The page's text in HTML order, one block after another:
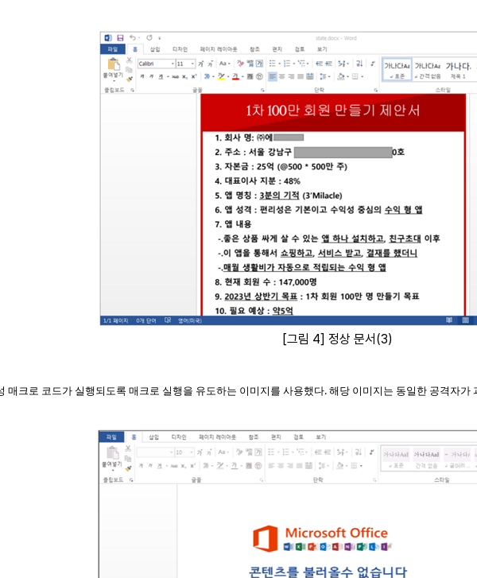
[그림 4] 정상 문서 (3)
매크로 코드가 실행되도록 매크로 실행을 유도하는 이미지를 사용했다. 해당 이미지는 동일한 공격자가